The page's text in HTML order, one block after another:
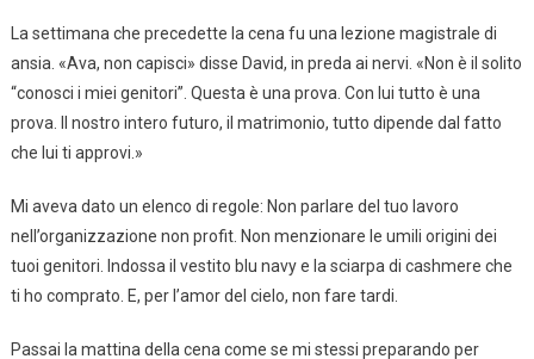
La settimana che precedette la cena fu una lezione magistrale di
ansia. «Ava, non capisci» disse David, in preda ai nervi. «Non è il solito
“conosci i miei genitori”. Questa è una prova. Con lui tutto è una
prova. Il nostro intero futuro, il matrimonio, tutto dipende dal fatto
che lui ti approvi.»
Mi aveva dato un elenco di regole: Non parlare del tuo lavoro
nell’organizzazione non profit. Non menzionare le umili origini dei
tuoi genitori. Indossa il vestito blu navy e la sciarpa di cashmere che
ti ho comprato. E, per l’amor del cielo, non fare tardi.
Passai la mattina della cena come se mi stessi preparando per